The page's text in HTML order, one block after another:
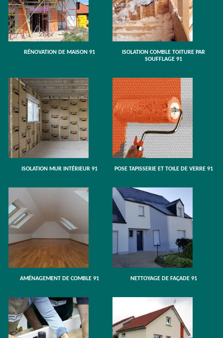
RÉNOVATION DE MAISON 91
ISOLATION COMBLE TOITURE PAR
SOUFFLAGE 91
ISOLATION MUR INTÉRIEUR 91 POSE TAPISSERIE ET TOILE DE VERRE 91
AMÉNAGEMENT DE COMBLE 91 NETTOYAGE DE FAÇADE 91